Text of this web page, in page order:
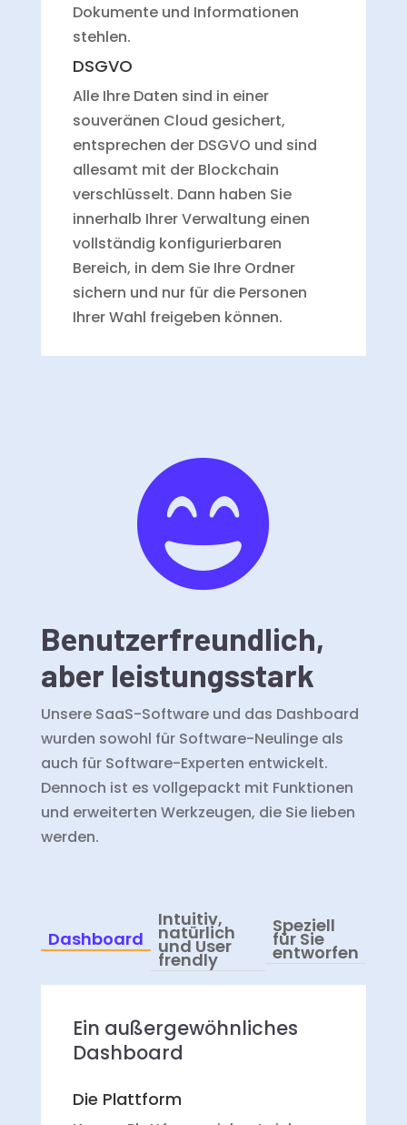
Dokumente und Informationen
stehlen.
DSGVO
Alle Ihre Daten sind in einer
souveränen Cloud gesichert,
entsprechen der DSGVO und sind
allesamt mit der Blockchain
verschlüsselt. Dann haben Sie
innerhalb Ihrer Verwaltung einen
vollständig konfigurierbaren
Bereich, in dem Sie Ihre Ordner
sichern und nur für die Personen
Ihrer Wahl freigeben können.

Benutzerfreundlich,
aber leistungsstark
Unsere SaaS-Software und das Dashboard
wurden sowohl für Software-Neulinge als
auch für Software-Experten entwickelt.
Dennoch ist es vollgepackt mit Funktionen
und erweiterten Werkzeugen, die Sie lieben
werden.
Dashboard
Intuitiv,
natürlich
und User
frendly
Speziell
für Sie
entworfen
Ein außergewöhnliches
Dashboard
Die Plattform